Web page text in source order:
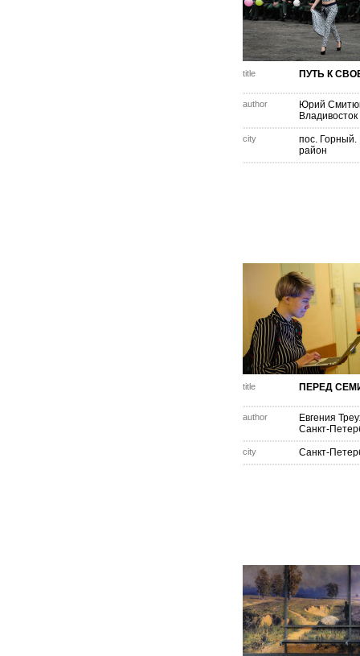
title ПУТЬ К
author
Юрий
Владивосток
city
пос. Горный.
район
title ПЕРЕД
author
Евгения
Санкт-
city Санкт-